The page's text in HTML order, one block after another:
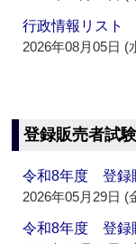
行政情報リスト
2026年08月05日 (
登録販売者試
令和8年度 登録
2026年05月29日 (
令和8年度 登録